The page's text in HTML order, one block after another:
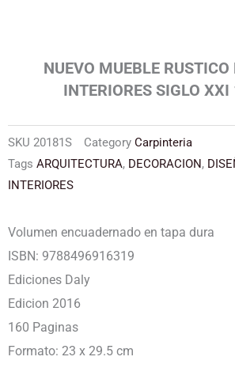
NUEVO MUEBLE RUSTICO
INTERIORES SIGLO XXI
SKU 20181S Category Carpinteria
Tags ARQUITECTURA, DECORACION,
INTERIORES
Volumen encuadernado en tapa dura
ISBN: 9788496916319
Ediciones Daly
Edicion 2016
160 Paginas
Formato: 23 x 29.5 cm